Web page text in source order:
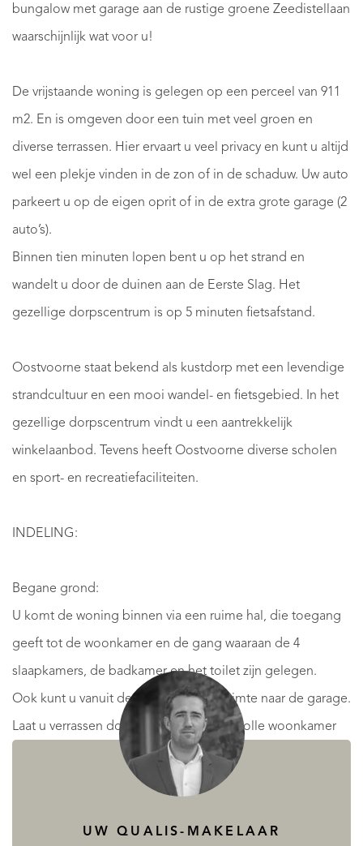
bungalow met garage aan de rustige groene Zeedistellaan
waarschijnlijk wat voor u!
De vrijstaande woning is gelegen op een perceel van 911
m2. En is omgeven door een tuin met veel groen en
diverse terrassen. Hier ervaart u veel privacy en kunt u altijd
wel een plekje vinden in de zon of in de schaduw. Uw auto
parkeert u op de eigen oprit of in de extra grote garage (2
auto’s).
Binnen tien minuten lopen bent u op het strand en
wandelt u door de duinen aan de Eerste Slag. Het
gezellige dorpscentrum is op 5 minuten fietsafstand.
Oostvoorne staat bekend als kustdorp met een levendige
strandcultuur en een mooi wandel- en fietsgebied. In het
gezellige dorpscentrum vindt u een aantrekkelijk
winkelaanbod. Tevens heeft Oostvoorne diverse scholen
en sport- en recreatiefaciliteiten.
INDELING:
Begane grond:
U komt de woning binnen via een ruime hal, die toegang
geeft tot de woonkamer en de gang waaraan de 4
slaapkamers, de badkamer en het toilet zijn gelegen.
Ook kunt u vanuit de hal via een wasruimte naar de garage.
Laat u verrassen door de lichte en sfeervolle woonkamer
met grote raampartijen aan twee zijden met openslaande
deuren naar de tuin, houten parketvloer en een open
De keuken met plavuizen vloer bevindt zich aan de kant
UW QUALIS-MAKELAAR